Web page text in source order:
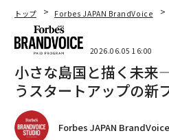
トップ Forbes JAPAN BrandVoice
2026.06.05 16:00
小さな島国と描く未
うスタートアップの新
Forbes JAPAN